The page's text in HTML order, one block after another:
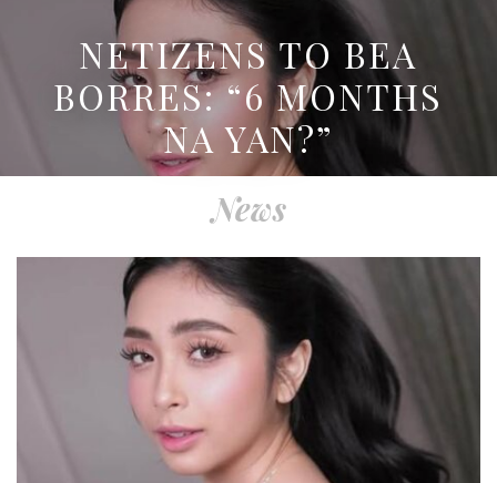
NETIZENS TO BEA
BORRES: “6 MONTHS
NA YAN?”
News